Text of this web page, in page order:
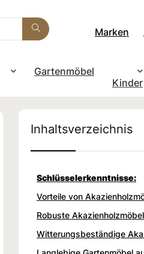
Marken
Gartenmöbel
Kinder
Inhaltsverzeichnis
Schlüsselerkenntnisse:
Vorteile von
Robuste Akazienholzmöbel
Witterungsbeständige